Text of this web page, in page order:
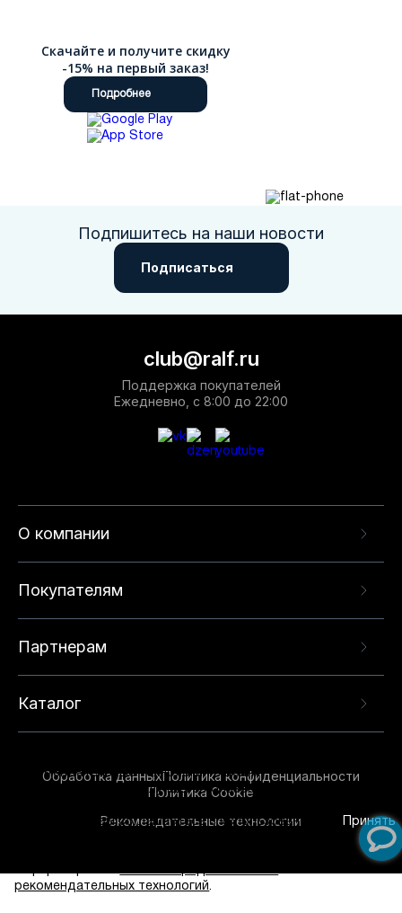
Скачайте и получите скидку
-15% на первый заказ!
Подробнее
Подпишитесь на наши новости
Подписаться
О компании
Покупателям
Партнерам
Каталог
club@ralf.ru
Поддержка покупателей
Ежедневно, с 8:00 до 22:00
Обработка данныхПолитика конфиденциальности
Политика Cookie
Рекомендательные технологии
рекомендательные технологии в целях
предоставления вам лучшего пользовательского
данный сайт, вы соглашаетесь с использованием
рекомендательных технологий.
Принять